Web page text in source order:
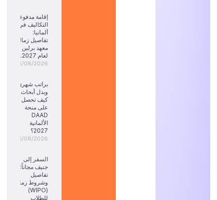
إقامة مدفوعة
التكاليف في
ألمانيا:
تفاصيل زمالة
معهد برلين
لعام 2027.
06/08/2026
براتب شهري
وبدل أبحاث:
كيف تحصل
على منحة
DAAD
الألمانية
2027؟
05/08/2026
السفر إلى
جنيف مجاناً:
تفاصيل
وشروط زمالة
(WIPO)
للطلاب